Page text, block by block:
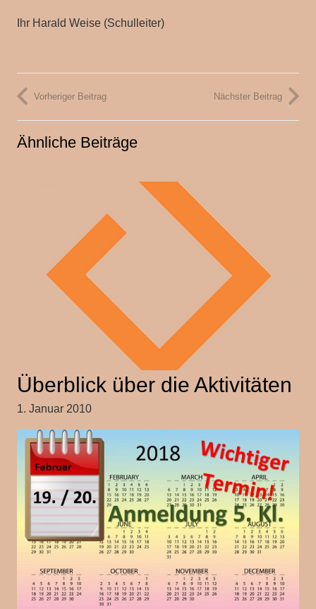
Ihr Harald Weise (Schulleiter)
Vorheriger Beitrag Nächster Beitrag
Ähnliche Beiträge
Überblick über die Aktivitäten
1. Januar 2010